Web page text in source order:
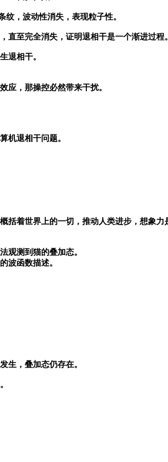
，波动性消失，表现粒子性。
直至完全消失，证明退相干是一个渐进过程。
退相干。
应，那操控必然带来干扰。
机退相干问题。
着世界上的一切，推动人类进步，想象力
观测到猫的叠加态。
波函数描述。
生，叠加态仍存在。